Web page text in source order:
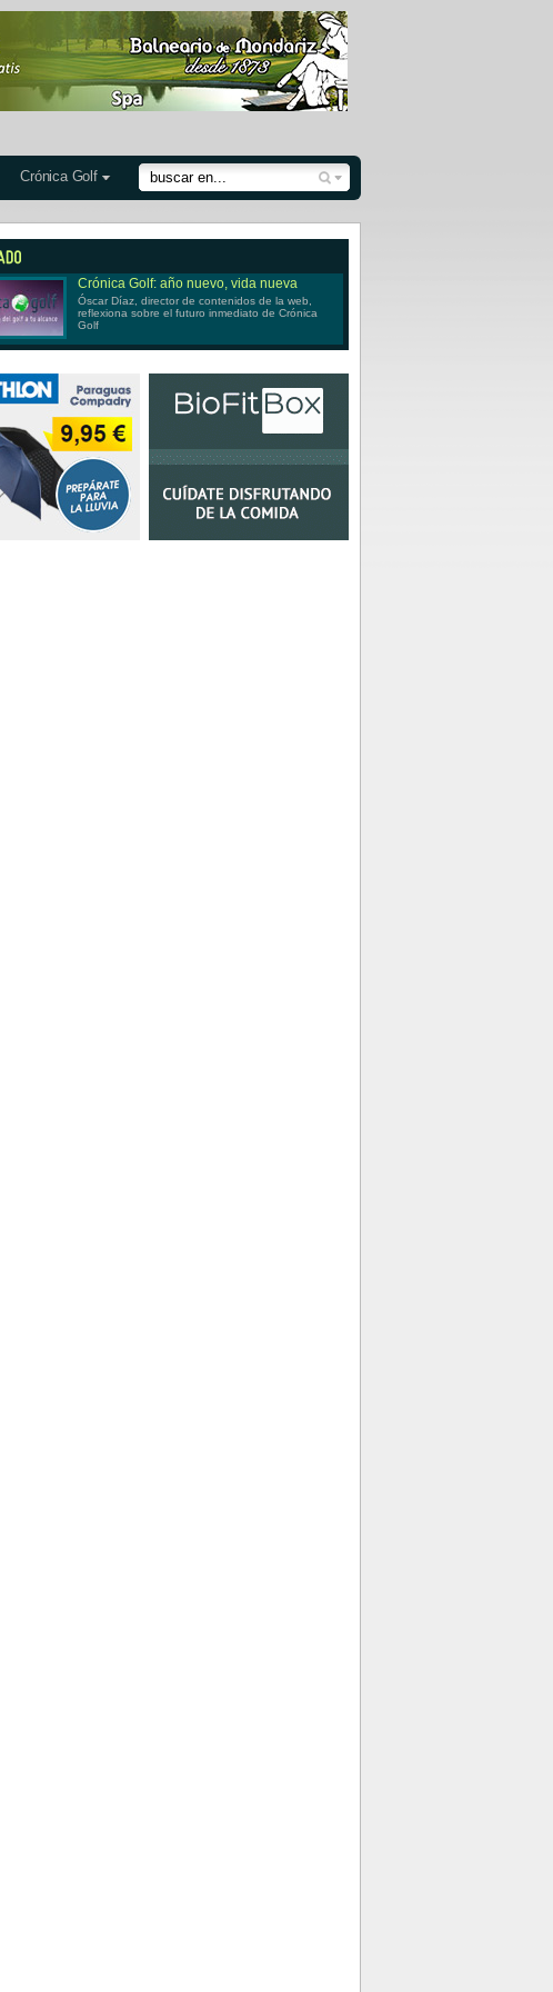
Crónica Golf
Crónica Golf: año nuevo, vida nueva
Óscar Díaz, director de contenidos de la web,
reflexiona sobre el futuro inmediato de Crónica
Golf